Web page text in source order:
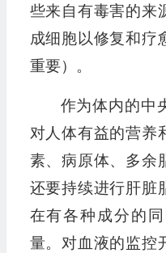
些来自有毒害的来
成细胞以修复和疗
重要）。
作为体内的中
对人体有益的营养
素、病原体、多余
还要持续进行肝脏
在有各种成分的
量。对血液的监控